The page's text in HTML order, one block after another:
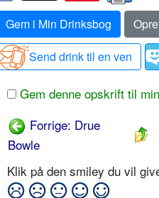
Gem i Min Drinksbog
Send drink til en ven
Gem denne opskrift til
Forrige: Drue
Bowle
Klik på den smiley du vil